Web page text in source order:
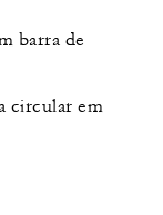
barra de
circular em